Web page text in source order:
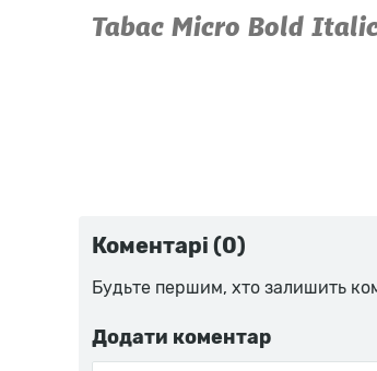
Коментарі (0)
Будьте першим, хто залишить
Додати коментар